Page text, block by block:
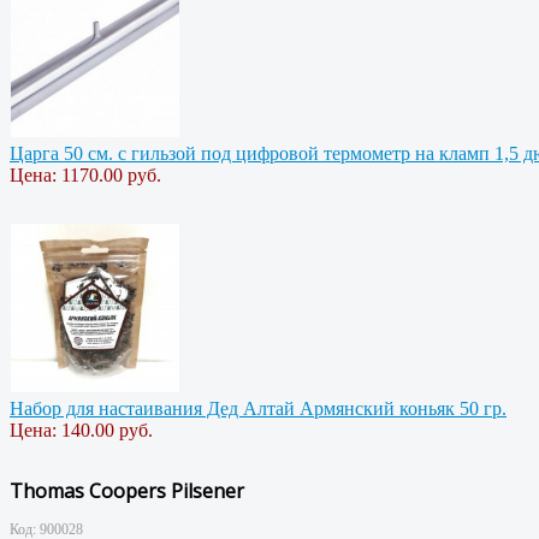
Царга 50 см. с гильзой под цифровой термометр на кламп 1,5
Цена: 1170.00 руб.
Набор для настаивания Дед Алтай Армянский коньяк 50 гр.
Цена: 140.00 руб.
Thomas Coopers Pilsener
Код: 900028